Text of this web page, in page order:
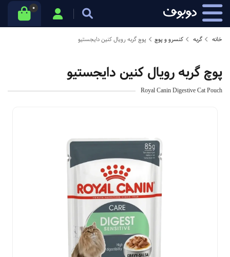
0
خانه گربه کنسرو و پوچ پوچ گربه رویال کنین دایجستیو
پوچ گربه رویال کنین دایجستیو
Royal Canin Digestive Cat Pouch